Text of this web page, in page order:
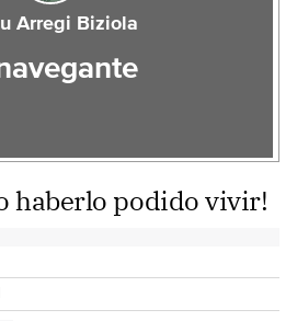
Arregi Biziola
haberlo podido vivir!